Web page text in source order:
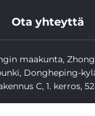
Ota yhteyttä
maakunta,
Dongheping-
C, 1. kerros,